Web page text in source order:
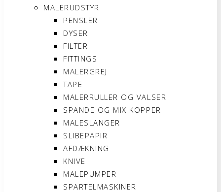
MALERUDSTYR
PENSLER
DYSER
FILTER
FITTINGS
MALERGREJ
TAPE
MALERRULLER OG VALSER
SPANDE OG MIX KOPPER
MALESLANGER
SLIBEPAPIR
AFDÆKNING
KNIVE
MALEPUMPER
SPARTELMASKINER